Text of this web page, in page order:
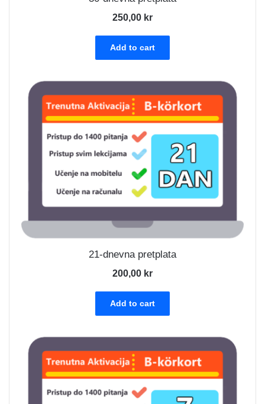
250,00 kr
Add to cart
21-dnevna pretplata
200,00 kr
Add to cart